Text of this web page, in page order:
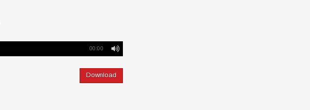
00:00
Download